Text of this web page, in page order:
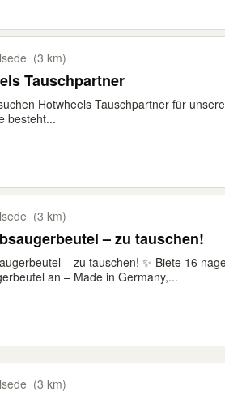
(3 km)
Tauschpartner
Hotwheels Tauschpartner für
besteht...
(3 km)
– zu tauschen!
– zu tauschen! ✨ Biete 16
an – Made in Germany,...
(3 km)